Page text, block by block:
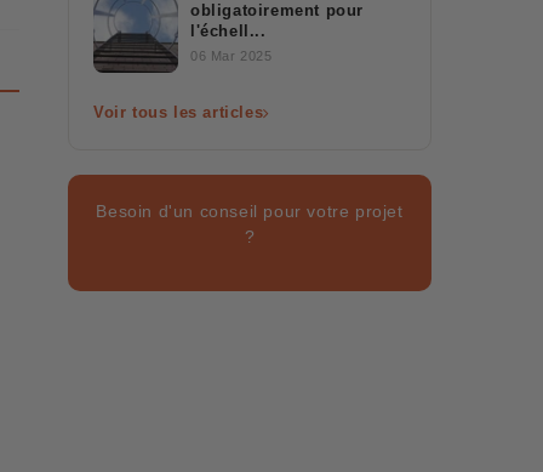
obligatoirement pour
l'échell...
06 Mar 2025
Voir tous les articles
Besoin d'un conseil pour votre projet
?